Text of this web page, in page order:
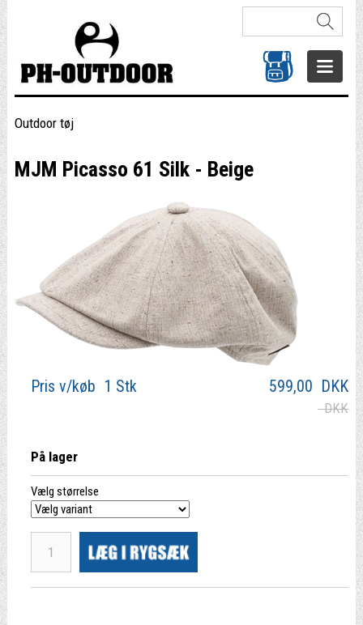
Outdoor tøj
MJM Picasso 61 Silk - Beige
Pris v/køb 1 Stk 599,00 DKK
DKK
På lager
Vælg størrelse